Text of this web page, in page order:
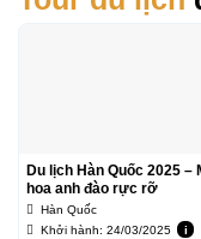
Du lịch Hàn Quốc 2025 –
hoa anh đào rực rỡ
Hàn Quốc
Khởi hành: 24/03/2025
i